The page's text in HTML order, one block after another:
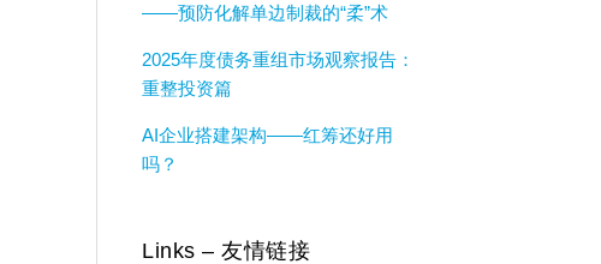
——预防化解单边制裁的“柔”术
2025年度债务重组市场观察报告：
重整投资篇
AI企业搭建架构——红筹还好用
吗？
Links – 友情链接